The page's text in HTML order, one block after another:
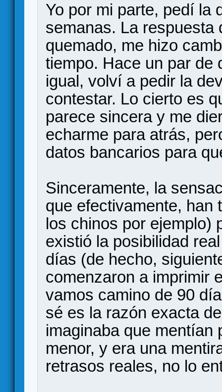
Yo por mi parte, pedí la
semanas. La respuesta
quemado, me hizo
tiempo. Hace un par de
igual, volví a pedir la
contestar. Lo cierto es
parece sincera y me
echarme para atrás,
datos bancarios para
Sinceramente, la
que efectivamente, han
los chinos por ejemplo)
existió la posibilidad
días (de hecho,
comenzaron a imprimir
vamos camino de 90
sé es la razón exacta
imaginaba que mentían
menor, y era una
retrasos reales, no lo